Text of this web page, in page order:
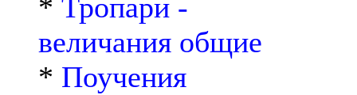
* Тропари -
величания общие
* Поучения